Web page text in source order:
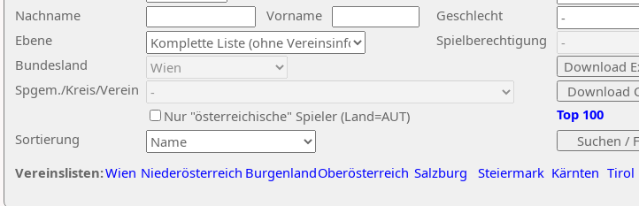
Nachname
Vorname
Ebene
Sortierung
Bundesland
Spgem./Kreis/Verein
Geschlecht
Nur "österreichische" Spieler (Land=AUT)
Spielberechtigung
Vereinslisten:Wien Niederösterreich BurgenlandOberösterreich Salzburg Steiermark Kärnten Tirol
Top 100